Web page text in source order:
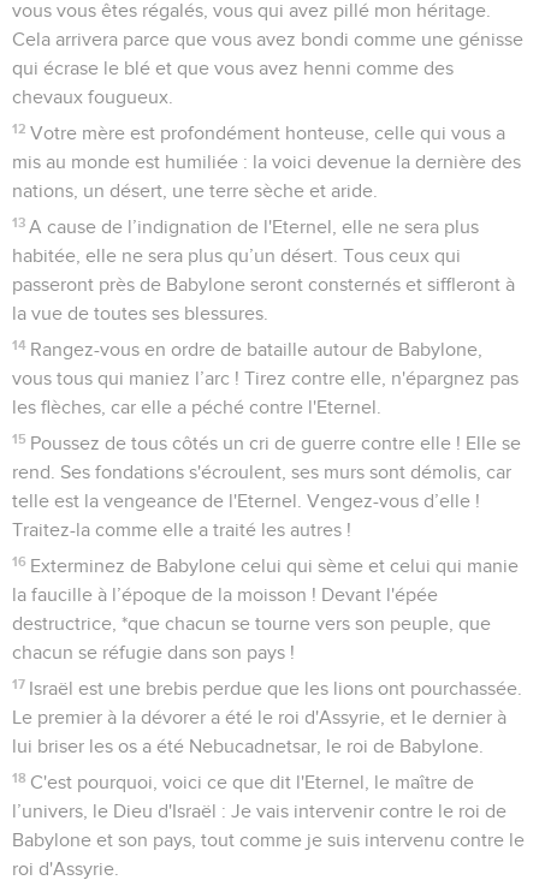
2
J'envoie contre Babylone des étrangers qui la disperseront
et qui videront son pays. Ils fondront de tous côtés sur elle,
le jour du malheur.
celui qui fait le fier dans sa cuirasse ! N'épargnez pas ses
dans les rues de Babylone ceux qui seront transpercés de
En effet, Israël et Juda ne sont pas abandonnés de leur
Babyloniens est rempli de crimes contre le Saint d'Israël.
Fuyez de Babylone, que chacun se sauve ! Ne vous laissez
période de vengeance pour l'Eternel, il va la traiter comme
Babylone était une coupe d'or dans la main de l'Eternel.
c'est pourquoi elles se sont conduites comme des folles.
Soudain Babylone est tombée, et elle est en pièces.
Lamentez-vous sur elle, prenez du baume pour sa plaie :
« Nous avons soigné Babylone, mais elle n'a pas guéri.
Abandonnons-la et que chacun reparte dans son pays, car
L'Eternel nous a fait justice. Venez et racontons dans Sion
l'œuvre de l'Eternel, notre Dieu ! »
11 Affûtez les flèches et remplissez les carquois ! L'Eternel a